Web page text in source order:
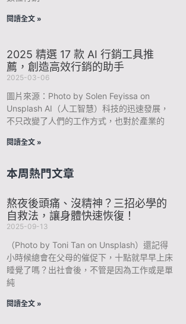
閱讀全文 »
2025 精選 17 款 AI 行銷工具推
薦，創造高效行銷的助手
2025-03-06
圖片來源：Photo by Solen Feyissa on
Unsplash AI（人工智慧）科技的迅速發展，
不只改變了人們的工作方式，也對於產業的
閱讀全文 »
本周熱門文章
熬夜後頭痛、沒精神？三招必學的
自救法，讓身體快速恢復！
2025-09-13
（Photo by Toni Tan on Unsplash）還記得
小時候總會在父母的催促下，十點就早早上床
睡覺了嗎？出社會後，不管是因為工作或是單
純
閱讀全文 »